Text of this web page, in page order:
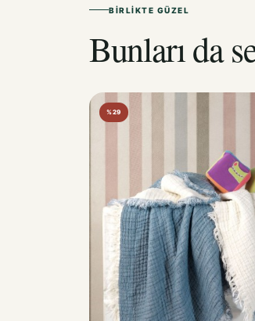
BIRLIKTE GÜZEL
Bunları da
%29